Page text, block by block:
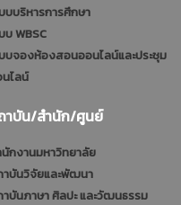
บบริหารการศึกษา
บ WBSC
บจองห้องสอนออนไลน์และประชุม
ไลน์
าบัน/สำนัก/ศูนย์
กงานมหาวิทยาลัย
าบันวิจัยและพัฒนา
บันภาษา ศิลปะ และวัฒนธรรม